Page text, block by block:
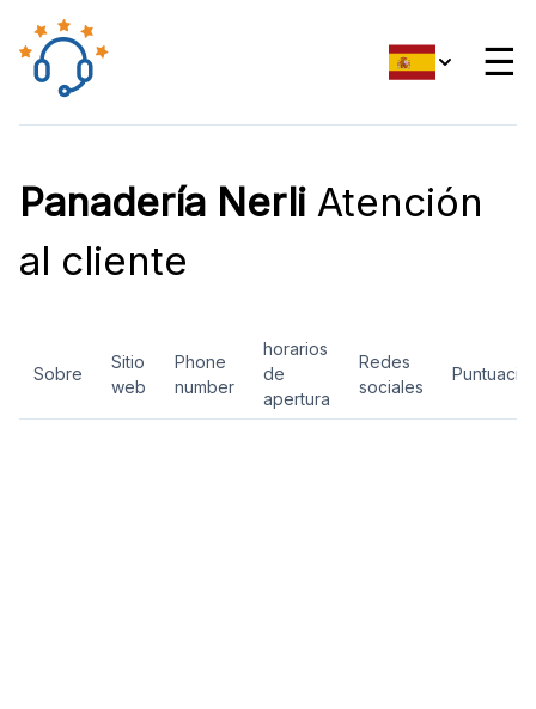
☰
Panadería Nerli Atención
al cliente
Sobre
Sitio
web
Phone
number
horarios
de
apertura
Redes
sociales